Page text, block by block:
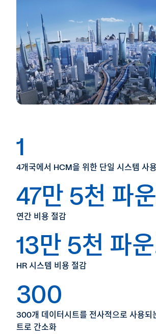
1
4개국에서 HCM을 위한 단일 시스템 사용
47만 5천 파
연간 비용 절감
13만 5천 파
HR 시스템 비용 절감
300
300개 데이터시트를 전사적으로 사용되
트로 간소화